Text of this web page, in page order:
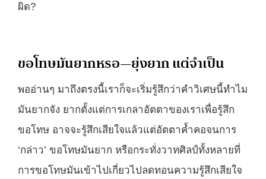
ผิด?
ขอโทษมันยากหรอ—ยุ่งยาก แต่จำเป็น
พออ่านๆ มาถึงตรงนี้เราก็จะเริ่มรู้สึกว่าคำวิเศษนี้ทำไม
มันยากจัง ยากตั้งแต่การเกลาอัตตาของเราเพื่อรู้สึก
ขอโทษ อาจจะรู้สึกเสียใจแล้วแต่อัตตาค้ำคอจนการ
‘กล่าว’ ขอโทษมันยาก หรือกระทั่งวาทศิลป์ทั้งหลายที่
การขอโทษมันเข้าไปเกี่ยวไปลดทอนความรู้สึกเสียใจ